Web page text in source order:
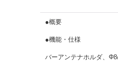
●概要
●機能・仕様
バーアンテナホルダ、